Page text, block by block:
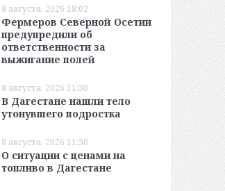
8 августа, 2026 18:02
Фермеров Северной Осетии
предупредили об
ответственности за
выжигание полей
8 августа, 2026 11:30
В Дагестане нашли тело
утонувшего подростка
8 августа, 2026 11:30
О ситуации с ценами на
топливо в Дагестане